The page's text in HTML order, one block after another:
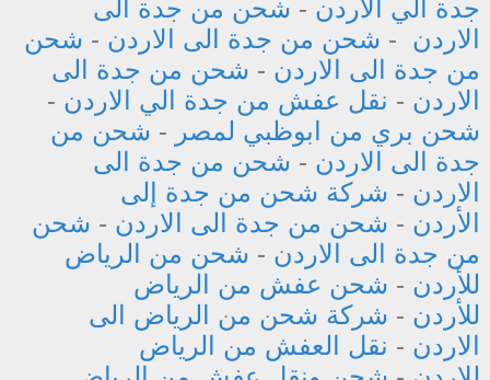
جدة الي الاردن - شحن من جدة الى
الاردن - شحن من جدة الى الاردن - شحن
من جدة الى الاردن - شحن من جدة الى
الاردن - نقل عفش من جدة الي الاردن -
شحن بري من ابوظبي لمصر - شحن من
جدة الى الاردن - شحن من جدة الى
الاردن - شركة شحن من جدة إلى
الأردن - شحن من جدة الى الاردن - شحن
من جدة الى الاردن - شحن من الرياض
للأردن - شحن عفش من الرياض
للأردن - شركة شحن من الرياض الى
الاردن - نقل العفش من الرياض